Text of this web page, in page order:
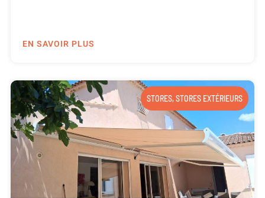
EN SAVOIR PLUS
STORES,STORES EXTÉRIEURS